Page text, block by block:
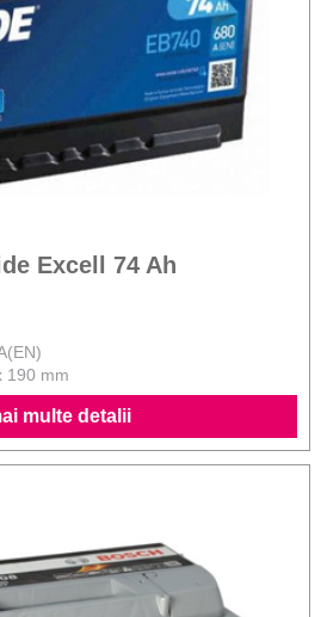
Excell 74 Ah
190 mm
multe detalii